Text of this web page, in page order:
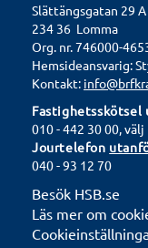
Slättängsgatan 29 A
234 36 Lomma
Org. nr. 746000-
Hemsideansvarig:
Kontakt:
Fastighetsskötsel
010 - 442 30 00, välj
Jourtelefon
040 - 93 12 70
Besök HSB.se
Läs mer om